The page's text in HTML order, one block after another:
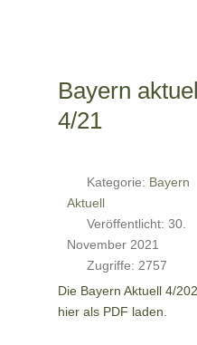
Bayern
4/21
Kategorie: Bayern
Aktuell
Veröffentlicht: 30.
November 2021
Zugriffe: 2757
Die Bayern Aktuell 4/
hier als PDF laden.